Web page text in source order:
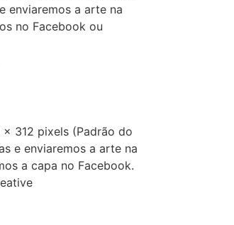
enviaremos a arte na
no Facebook ou
312 pixels (Padrão do
e enviaremos a arte na
a capa no Facebook.